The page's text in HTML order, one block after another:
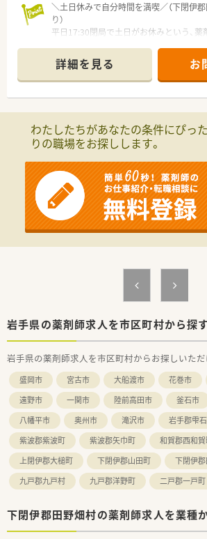
＼土日休みで自分時間を満喫／（下閉伊
り）
平日17:30閉局で土日がお休みという、
信を持っておすすめできる環境ですよ。
＊------------------------------------------＊
【店舗情報と応需状況について】
■最寄り駅から車で8分ほどの場所に位置
■主な応需科目は内科となっており、1日
30枚程度のため、落ち着いて一人ひとり
■薬剤師は常勤1名とパート2名の体制で運
ない業務量で地域の方々の健康を支える
【法人特徴について】
■東証プライム上場企業のグループ会社
のネットワークを背景とした業界トップ
基盤が魅力です。
化や監査システムの整備など、薬剤師が
ます。
■年間休日120日以上、土日休み、残業ほ
だわり、私生活と仕事を高いレベルで両
す。
■経営基盤が安定した東証プライム上場グ
心して長く働ける場所を探している方に
求人です。
■研修費用の会社負担など、手厚い教育
にどこでも通用する高い専門性と管理能
オススメです。
詳細を見る お
わたしたちがあなたの条件にぴった
りの職場をお探しします。
岩手県の薬剤師求人を市区町村から探す
岩手県の薬剤師求人を市区町村からお探しいただ
盛岡市 宮古市 大船渡市 花巻市
遠野市
一関市 陸前高田市 釜石市
八幡平市
奥州市 滝沢市 岩手郡雫
紫波郡紫波町
紫波郡矢巾町 和賀郡西和
上閉伊郡大槌町
下閉伊郡山田町
下閉伊
九戸郡九戸村
九戸郡洋野町 二戸郡一戸町
下閉伊郡田野畑村の薬剤師求人を業種